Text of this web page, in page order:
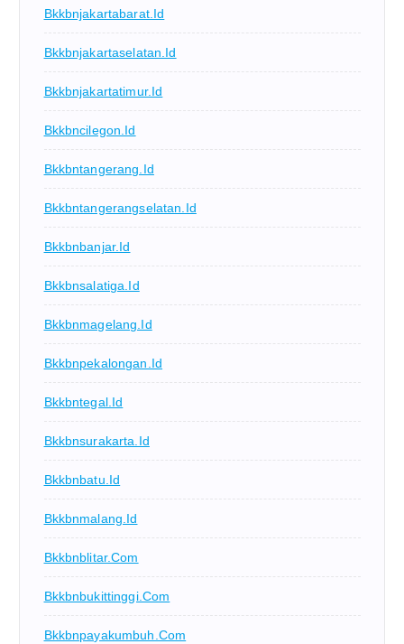
Bkkbnjakartabarat.id
Bkkbnjakartaselatan.id
Bkkbnjakartatimur.id
Bkkbncilegon.id
Bkkbntangerang.id
Bkkbntangerangselatan.id
Bkkbnbanjar.id
Bkkbnsalatiga.id
Bkkbnmagelang.id
Bkkbnpekalongan.id
Bkkbntegal.id
Bkkbnsurakarta.id
Bkkbnbatu.id
Bkkbnmalang.id
Bkkbnblitar.com
Bkkbnbukittinggi.com
Bkkbnpayakumbuh.com